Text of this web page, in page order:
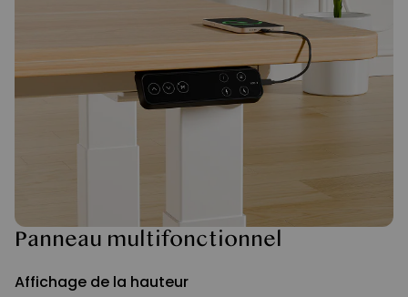
Panneau multifonctionnel
Affichage de la hauteur